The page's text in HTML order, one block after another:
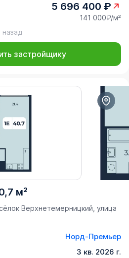
5 696 400 ₽
141 000₽/м²
назад
застройщику
м²
Верхнетемерницкий, улица
Норд-Премьер
3 кв. 2026 г.